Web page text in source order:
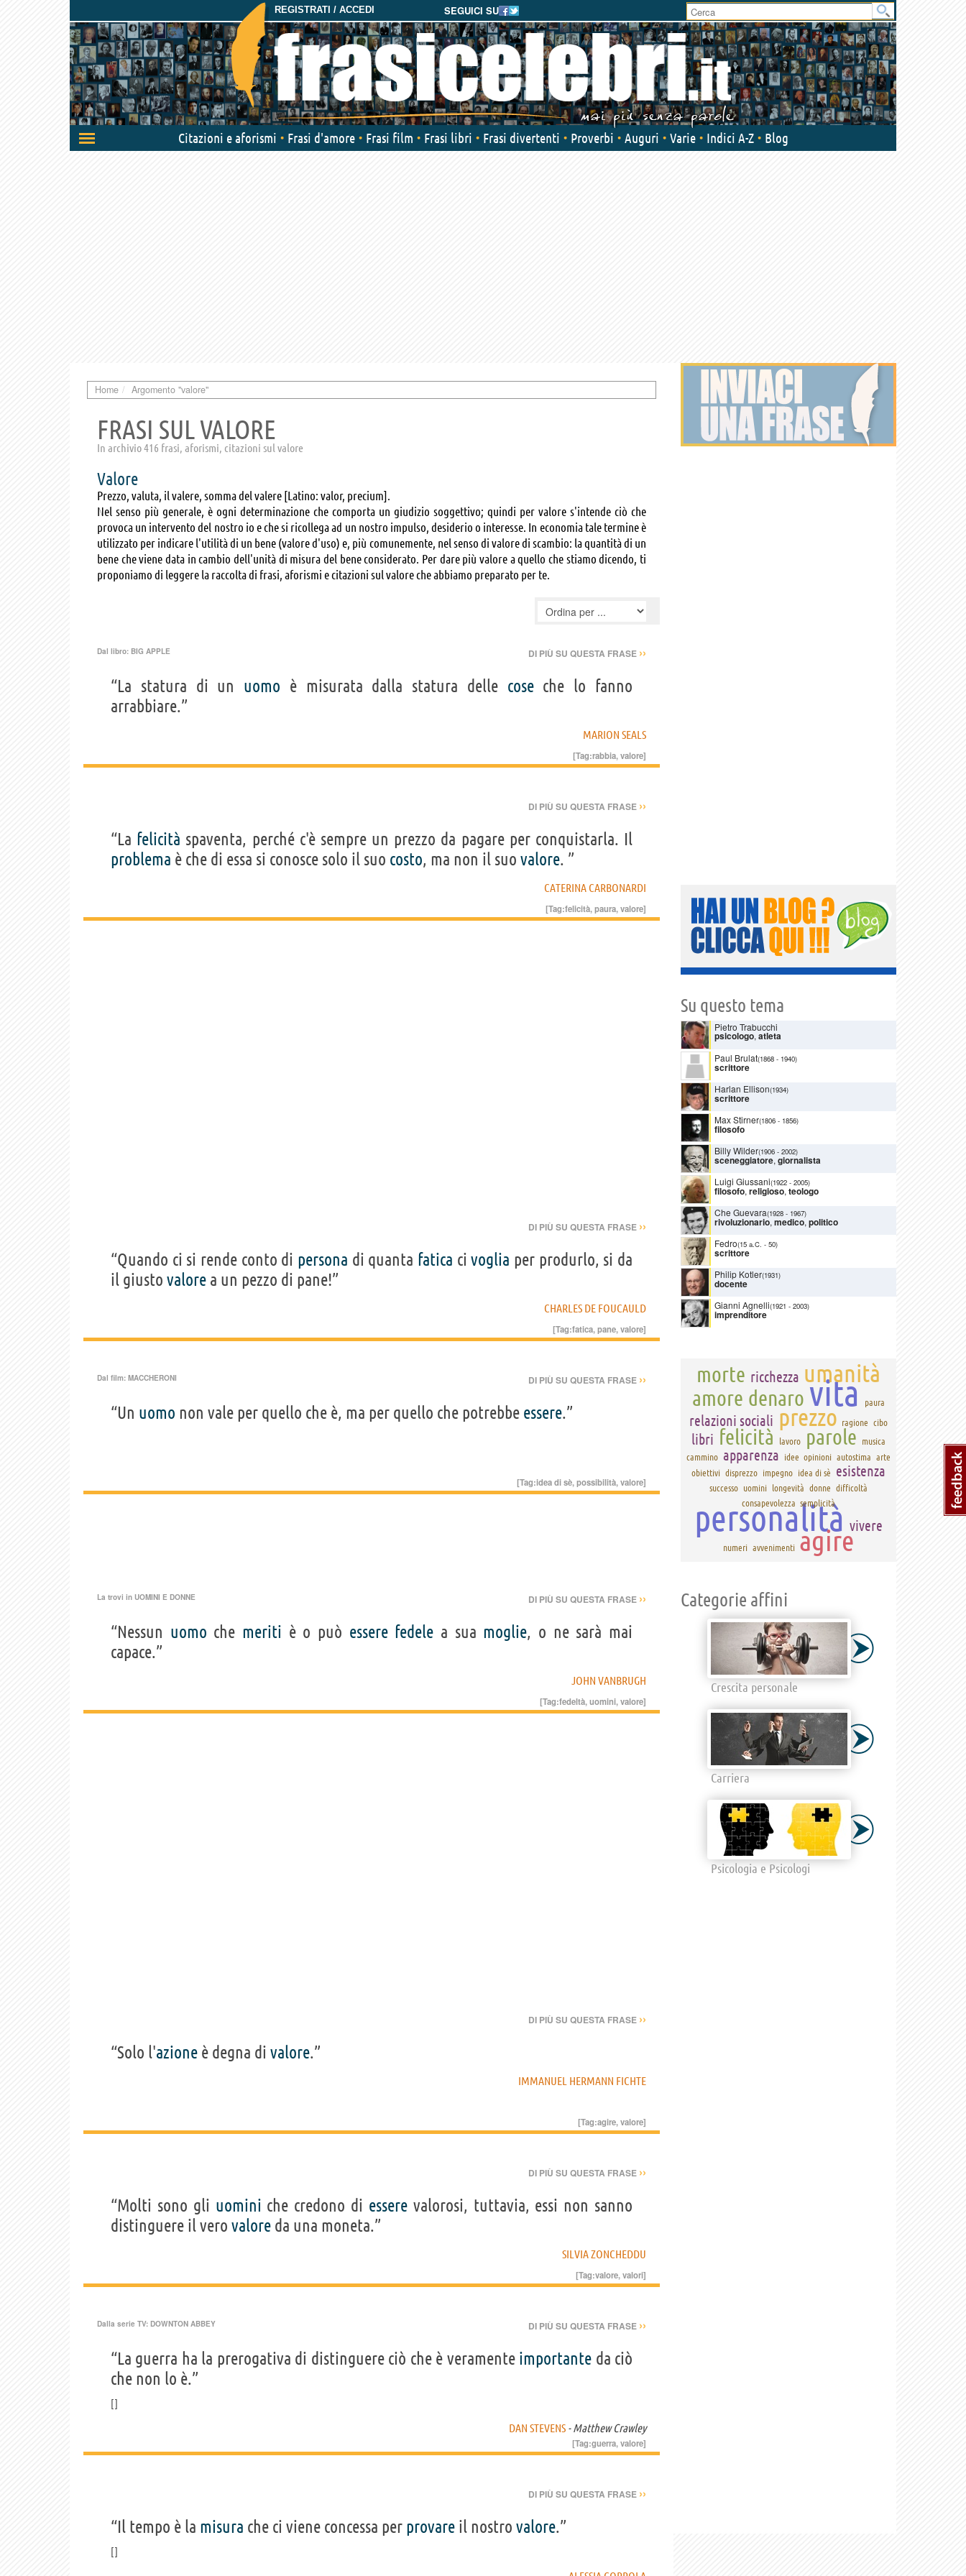
SEGUICI SU
REGISTRATI / ACCEDI
Attiva/disattiva
navigazione
User
area
Citazioni e aforismi Frasi d'amore Frasi film Frasi libri Frasi divertenti Proverbi Auguri Varie Indici A-Z Blog
Home Argomento "valore"
FRASI SUL VALORE
In archivio 416 frasi, aforismi, citazioni sul valore
Valore
Prezzo, valuta, il valere, somma del valere [Latino: valor, precium].
Nel senso più generale, è ogni determinazione che comporta un giudizio soggettivo; quindi per valore s'intende ciò che
provoca un intervento del nostro io e che si ricollega ad un nostro impulso, desiderio o interesse. In economia tale termine è
utilizzato per indicare l'utilità di un bene (valore d'uso) e, più comunemente, nel senso di valore di scambio: la quantità di un
bene che viene data in cambio dell'unità di misura del bene considerato. Per dare più valore a quello che stiamo dicendo, ti
proponiamo di leggere la raccolta di frasi, aforismi e citazioni sul valore che abbiamo preparato per te.
Dal libro: BIG APPLE DI PIÙ SU QUESTA FRASE ››
“La statura di un uomo è misurata dalla statura delle coseche lo fanno
arrabbiare.”
MARION SEALS
[Tag:rabbia,valore]
DI PIÙ SU QUESTA FRASE ››
“La felicità spaventa, perché c'è sempre un prezzo da pagare per conquistarla. Il
problema è che di essa si conosce solo il suo costo, ma non il suo valore. ”
CATERINA CARBONARDI
[Tag:felicità,paura,valore]
DI PIÙ SU QUESTA FRASE ››
“Quando ci si rende conto di persona di quanta fatica civoglia per produrlo, si da
il giusto valore a un pezzo di pane!”
CHARLES DE FOUCAULD
[Tag:fatica,pane,valore]
Dal film: MACCHERONI DI PIÙ SU QUESTA FRASE ››
“Un uomo non vale per quello che è, ma per quello che potrebbe essere.”
[Tag:idea di sè,possibilità,valore]
La trovi in UOMINI E DONNE DI PIÙ SU QUESTA FRASE ››
“Nessun uomo che meriti è o può essere fedele a sua moglie, o ne sarà mai
capace.”
JOHN VANBRUGH
[Tag:fedeltà,uomini,valore]
DI PIÙ SU QUESTA FRASE ››
“Solo l'azione è degna di valore.”
IMMANUEL HERMANN FICHTE
[Tag:agire,valore]
DI PIÙ SU QUESTA FRASE ››
“Molti sono gli uomini che credono di esserevalorosi, tuttavia, essi non sanno
distinguere il vero valore da una moneta.”
SILVIA ZONCHEDDU
[Tag:valore,valori]
Dalla serie TV: DOWNTON ABBEY DI PIÙ SU QUESTA FRASE ››
“La guerra ha la prerogativa di distinguere ciò che è veramente importante da ciò
che non lo è.”
DAN STEVENS - Matthew Crawley
[Tag:guerra,valore]
DI PIÙ SU QUESTA FRASE ››
“Il tempo è la misura che ci viene concessa per provare il nostro valore.”
Su questo tema
Pietro Trabucchi
psicologo, atleta
Paul Brulat(1868 - 1940)
scrittore
Harlan Ellison(1934)
scrittore
Max Stirner(1806 - 1856)
filosofo
Billy Wilder(1906 - 2002)
sceneggiatore, giornalista
Luigi Giussani(1922 - 2005)
filosofo, religioso, teologo
Che Guevara(1928 - 1967)
rivoluzionario, medico, politico
Fedro(15 a.C. - 50)
scrittore
Philip Kotler(1931)
docente
Gianni Agnelli(1921 - 2003)
imprenditore
morte ricchezza umanità
amore denaro vita paura
relazioni sociali prezzo ragione cibo
libri felicità lavoro parole
musica
cammino apparenza idee opinioni autostima arte
obiettivi disprezzo impegno idea di sè esistenza
successo uomini longevità donne difficoltà
consapevolezza semplicità
personalità vivere
numeri avvenimenti agire
Categorie affini
Crescita personale
Carriera
Psicologia e Psicologi